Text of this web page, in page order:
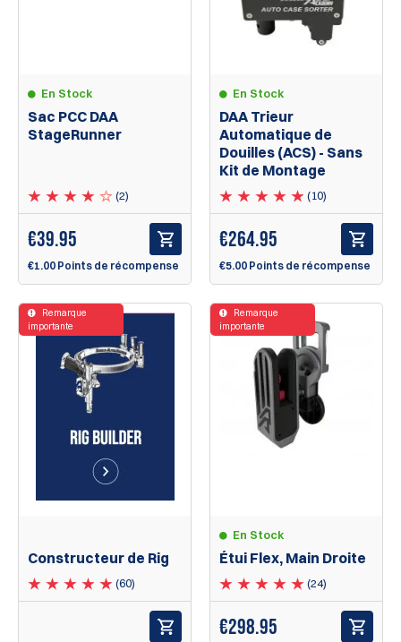
En Stock
Sac PCC DAA
StageRunner
(2)
€39.95
€1.00 Points de récompense
En Stock
DAA Trieur
Automatique de
Douilles (ACS) - Sans
Kit de Montage
(10)
€264.95
€5.00 Points de récompense
Constructeur de Rig
(60)
Remarque
importante
En Stock
Étui Flex, Main Droite
(24)
Remarque
importante
€298.95